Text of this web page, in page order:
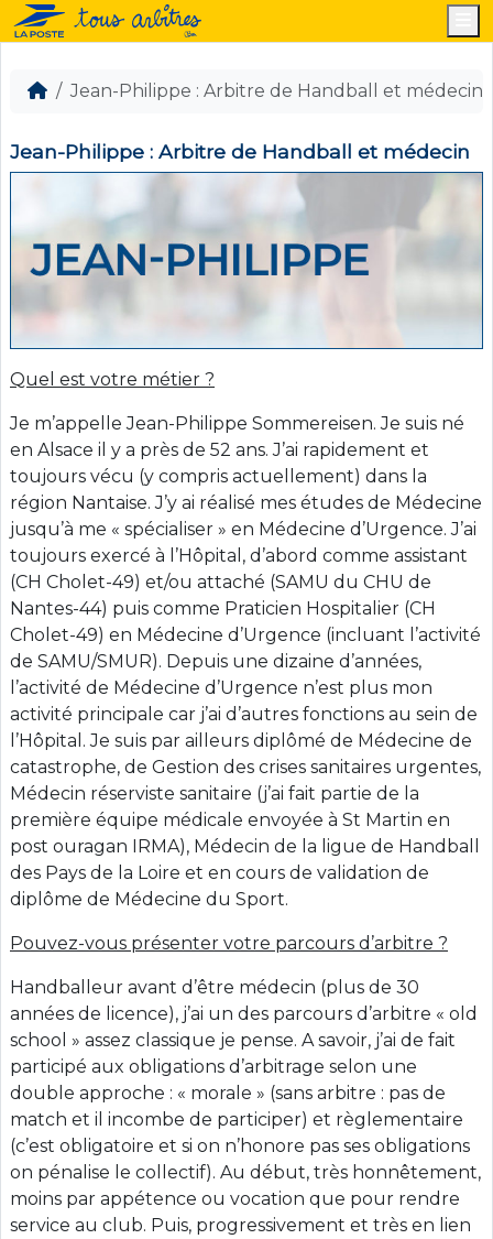
Jean-Philippe : Arbitre de Handball et médecin
Jean-Philippe : Arbitre de Handball et médecin
Quel est votre métier ?
Je m’appelle Jean-Philippe Sommereisen. Je suis né
en Alsace il y a près de 52 ans. J’ai rapidement et
toujours vécu (y compris actuellement) dans la
région Nantaise. J’y ai réalisé mes études de Médecine
jusqu’à me « spécialiser » en Médecine d’Urgence. J’ai
toujours exercé à l’Hôpital, d’abord comme assistant
(CH Cholet-49) et/ou attaché (SAMU du CHU de
Nantes-44) puis comme Praticien Hospitalier (CH
Cholet-49) en Médecine d’Urgence (incluant l’activité
de SAMU/SMUR). Depuis une dizaine d’années,
l’activité de Médecine d’Urgence n’est plus mon
activité principale car j’ai d’autres fonctions au sein de
l’Hôpital. Je suis par ailleurs diplômé de Médecine de
catastrophe, de Gestion des crises sanitaires urgentes,
Médecin réserviste sanitaire (j’ai fait partie de la
première équipe médicale envoyée à St Martin en
post ouragan IRMA), Médecin de la ligue de Handball
des Pays de la Loire et en cours de validation de
diplôme de Médecine du Sport.
Pouvez-vous présenter votre parcours d’arbitre ?
Handballeur avant d’être médecin (plus de 30
années de licence), j’ai un des parcours d’arbitre « old
school » assez classique je pense. A savoir, j’ai de fait
participé aux obligations d’arbitrage selon une
double approche : « morale » (sans arbitre : pas de
match et il incombe de participer) et règlementaire
(c’est obligatoire et si on n’honore pas ses obligations
on pénalise le collectif). Au début, très honnêtement,
moins par appétence ou vocation que pour rendre
service au club. Puis, progressivement et très en lien